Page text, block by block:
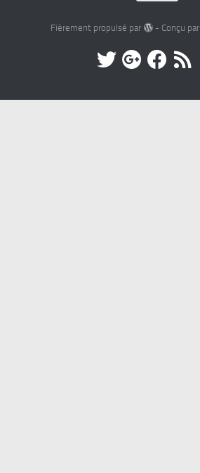
Fièrement propulsé par - Conçu par